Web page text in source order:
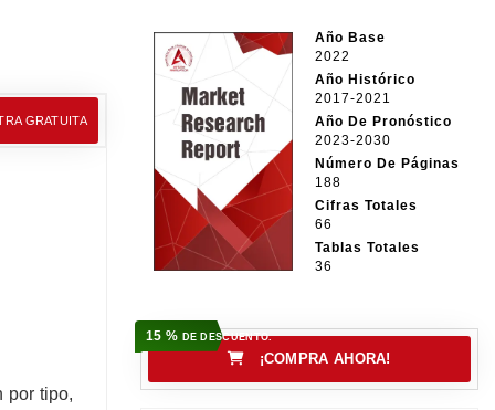
GRATUITA
por tipo,
Año Base
2022
Año Histórico
2017-2021
Año De Pronóstico
2023-2030
Número De Páginas
188
Cifras Totales
66
Tablas Totales
36
15 % DE DESCUENTO.
¡COMPRA AHORA!